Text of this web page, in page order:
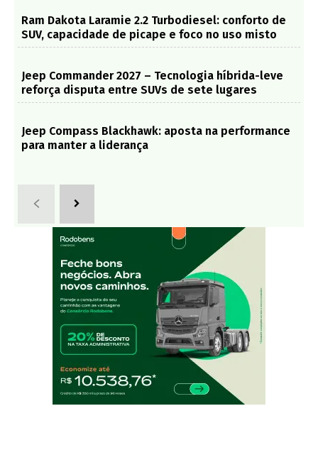
Ram Dakota Laramie 2.2 Turbodiesel: conforto de
SUV, capacidade de picape e foco no uso misto
Jeep Commander 2027 – Tecnologia híbrida-leve
reforça disputa entre SUVs de sete lugares
Jeep Compass Blackhawk: aposta na performance
para manter a liderança